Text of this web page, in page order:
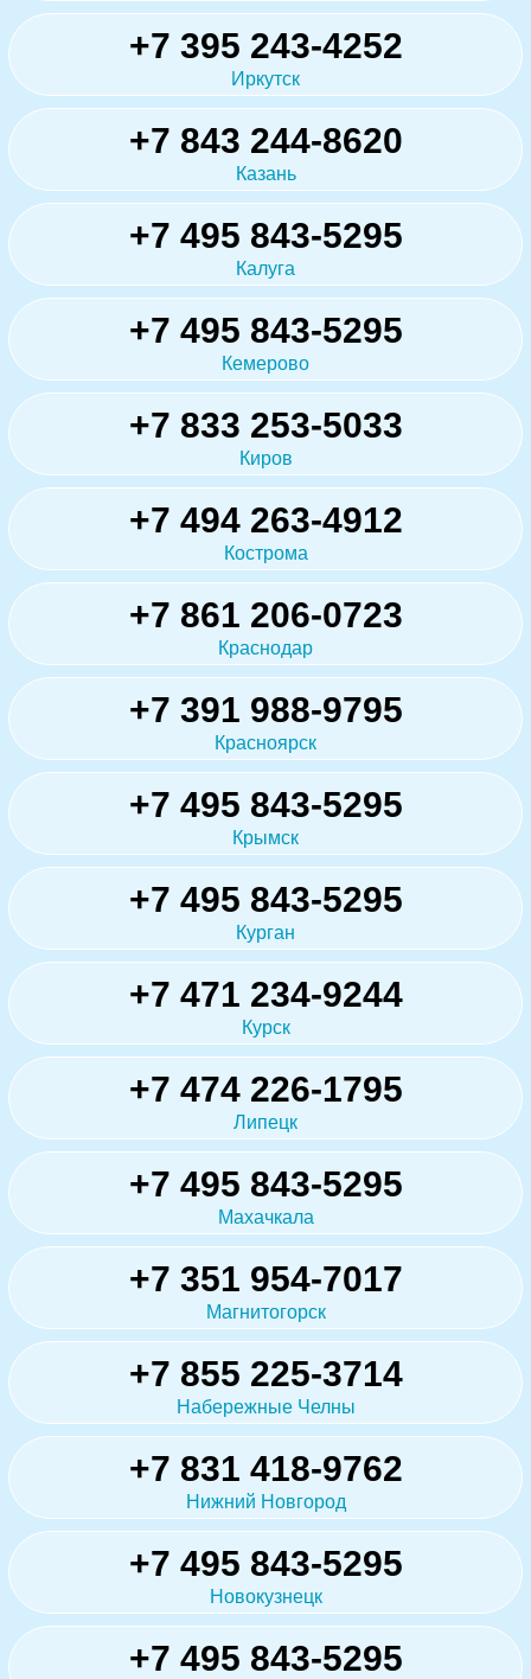
+7 395 243-4252
Иркутск
+7 843 244-8620
Казань
+7 495 843-5295
Калуга
+7 495 843-5295
Кемерово
+7 833 253-5033
Киров
+7 494 263-4912
Кострома
+7 861 206-0723
Краснодар
+7 391 988-9795
Красноярск
+7 495 843-5295
Крымск
+7 495 843-5295
Курган
+7 471 234-9244
Курск
+7 474 226-1795
Липецк
+7 495 843-5295
Махачкала
+7 351 954-7017
Магнитогорск
+7 855 225-3714
Набережные Челны
+7 831 418-9762
Нижний Новгород
+7 495 843-5295
Новокузнецк
+7 495 843-5295